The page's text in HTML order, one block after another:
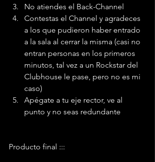
No atiendes el Back-Channel
Contestas el Channel y agradeces
a los que pudieron haber entrado
a la sala al cerrar la misma (casi no
entran personas en los primeros
minutos, tal vez a un Rockstar del
Clubhouse le pase, pero no es mi
caso)
Apégate a tu eje rector, ve al
punto y no seas redundante
Producto final :::